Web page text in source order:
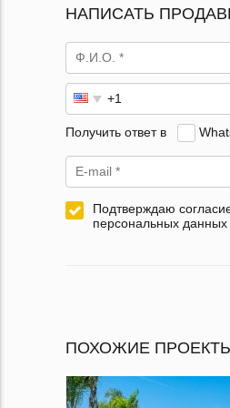
НАПИСАТЬ
Получить ответ в
Подтверждаю
персональных данных
ПОХОЖИЕ